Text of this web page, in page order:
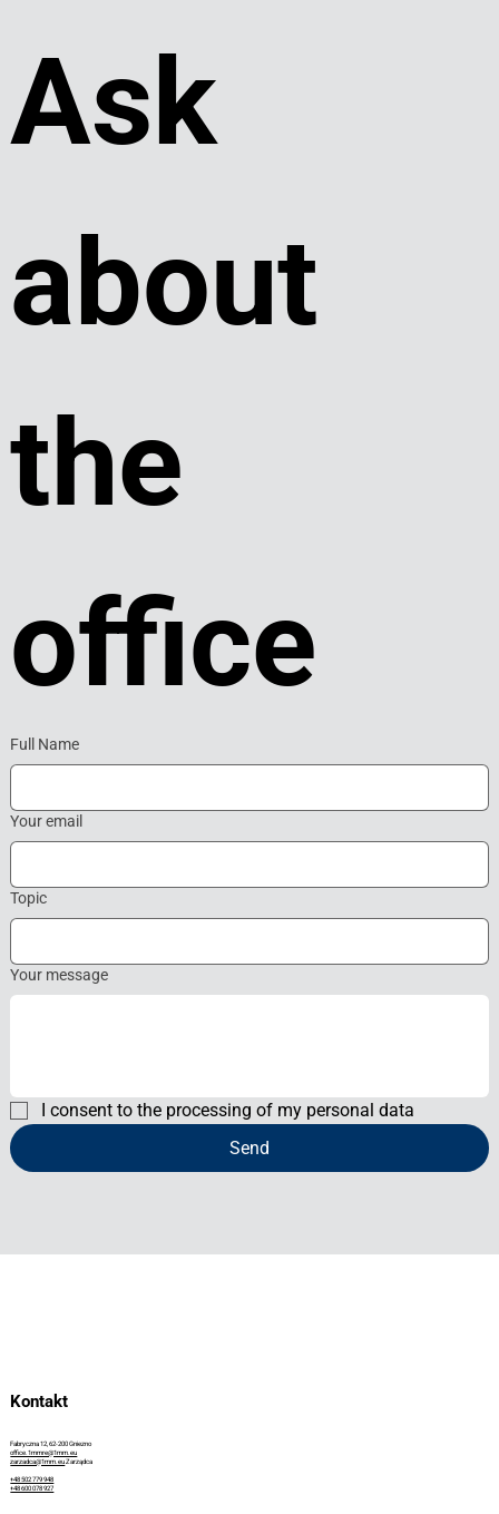
Ask
about
the
office
Full Name
Your email
Topic
Your message
I consent to the processing of my personal data
Send
Kontakt
Fabryczna 12, 62-200 Gniezno
office.1mmre@1mm.eu
zarzadca@1mm.euZarządca
+48 502 779 948
+48 600 078 927